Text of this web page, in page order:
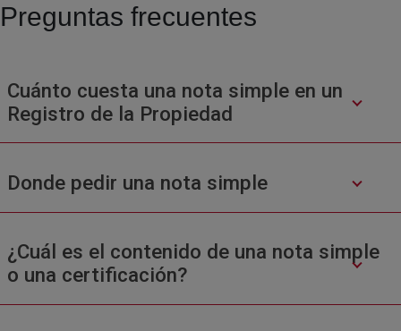
Preguntas frecuentes
Cuánto cuesta una nota simple en un
Registro de la Propiedad
Donde pedir una nota simple
¿Cuál es el contenido de una nota simple
o una certificación?